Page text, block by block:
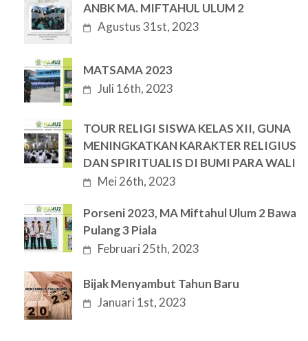
ANBK MA. MIFTAHUL ULUM 2
Agustus 31st, 2023
MATSAMA 2023
Juli 16th, 2023
TOUR RELIGI SISWA KELAS XII, GUNA
MENINGKATKAN KARAKTER RELIGIUS
DAN SPIRITUALIS DI BUMI PARA WALI
Mei 26th, 2023
Porseni 2023, MA Miftahul Ulum 2 Bawa
Pulang 3 Piala
Februari 25th, 2023
Bijak Menyambut Tahun Baru
Januari 1st, 2023